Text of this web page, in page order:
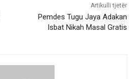
Artikulli tjetër
Pemdes Tugu Jaya Adakan
Isbat Nikah Masal Gratis